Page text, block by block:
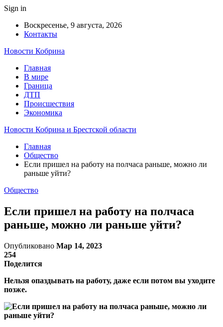
Sign in
Воскресенье, 9 августа, 2026
Контакты
Новости Кобрина
Главная
В мире
Граница
ДТП
Происшествия
Экономика
Новости Кобрина и Брестской области
Главная
Общество
Если пришел на работу на полчаса раньше, можно ли
раньше уйти?
Общество
Если пришел на работу на полчаса
раньше, можно ли раньше уйти?
Опубликовано Мар 14, 2023
254
Поделится
Нельзя опаздывать на работу, даже если потом вы уходите
позже.